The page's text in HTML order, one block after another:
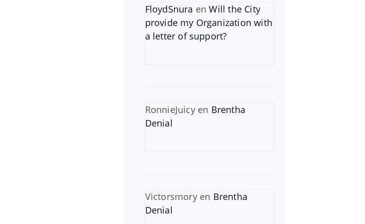
FloydSnura enWill the City
provide my Organization with
a letter of support?
RonnieJuicyen Brentha
Denial
Victorsmoryen Brentha
Denial